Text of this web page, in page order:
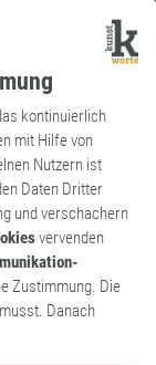
kontinuierlich
mit Hilfe von
Nutzern ist
Daten Dritter
und verschachern
vervenden
Zustimmung. Die
Danach
Archaismus